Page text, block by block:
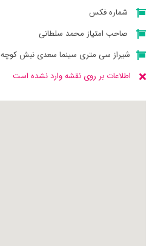
شماره فکس
صاحب امتیاز محمد سلطانی
شیراز سی متری سینما سعدی نبش کوچه ۱۰ ساختمان گلها طبقه اول
اطلاعات بر روی نقشه وارد نشده است